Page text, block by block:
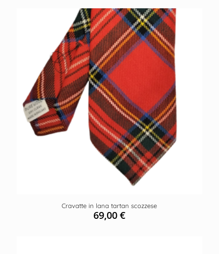
Cravatte in lana tartan scozzese
69,00€